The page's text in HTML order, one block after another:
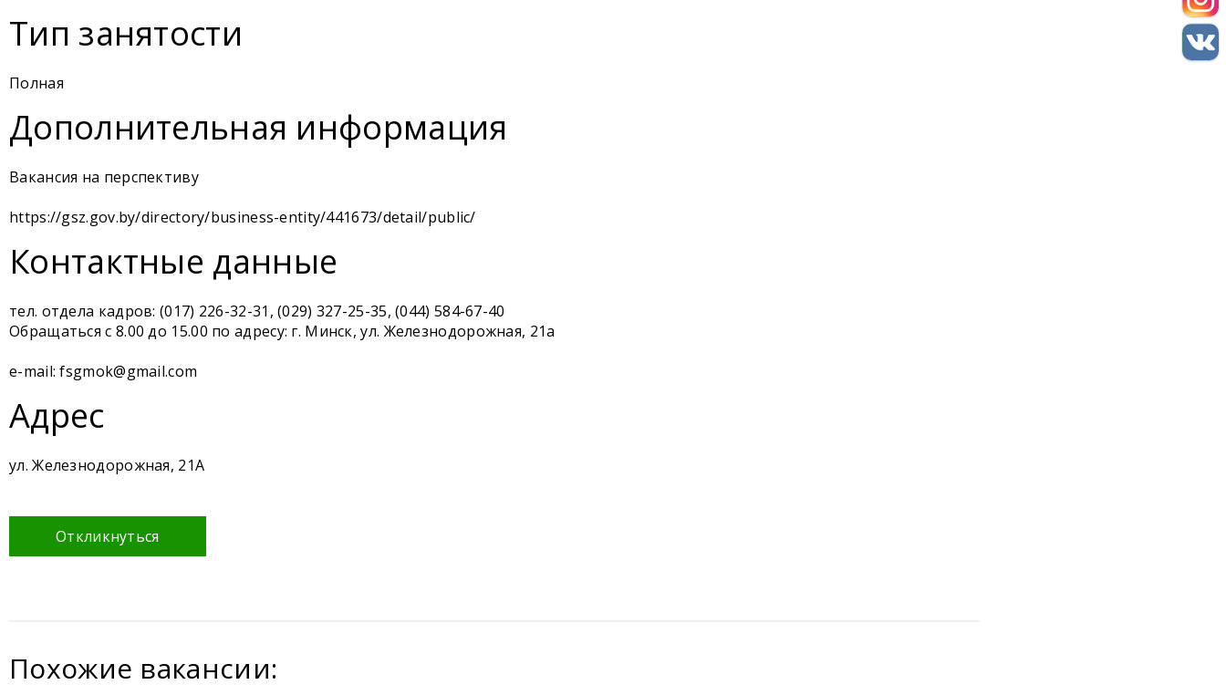
Тип занятости
Полная
Дополнительная информация
Вакансия на перспективу
https://gsz.gov.by/directory/business-entity/441673/detail/public/
Контактные данные
тел. отдела кадров: (017) 226-32-31, (029) 327-25-35, (044) 584-67-40
Обращаться с 8.00 до 15.00 по адресу: г. Минск, ул. Железнодорожная, 21а
e-mail: fsgmok@gmail.com
Адрес
ул. Железнодорожная, 21А
Откликнуться
Похожие вакансии: